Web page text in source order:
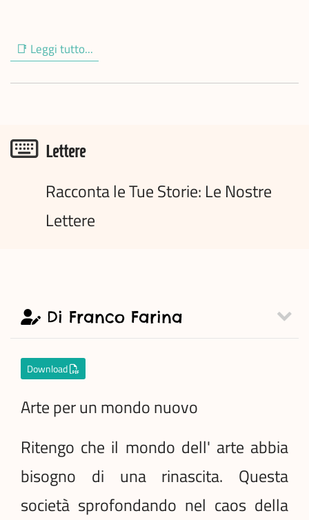
📑 Leggi tutto...
Lettere
Racconta le Tue Storie: Le Nostre
Lettere
Di Franco Farina
Download
Arte per un mondo nuovo
Ritengo che il mondo dell' arte abbia
bisogno di una rinascita. Questa
società sprofondando nel caos della